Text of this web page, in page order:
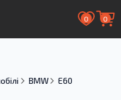
0 0
BMW
E60